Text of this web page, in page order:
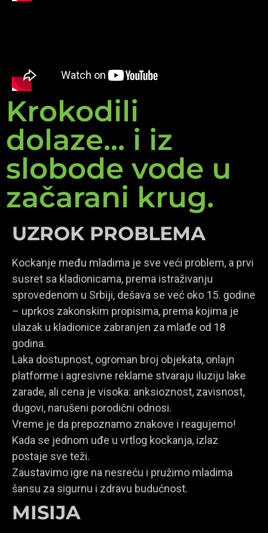
Krokodili
dolaze... i iz
slobode vode u
začarani krug.
UZROK PROBLEMA
Kockanje među mladima je sve veći problem, a prvi
susret sa kladionicama, prema istraživanju
sprovedenom u Srbiji, dešava se već oko 15. godine
– uprkos zakonskim propisima, prema kojima je
ulazak u kladionice zabranjen za mlađe od 18
godina.
Laka dostupnost, ogroman broj objekata, onlajn
platforme i agresivne reklame stvaraju iluziju lake
zarade, ali cena je visoka: anksioznost, zavisnost,
dugovi, narušeni porodični odnosi.
Vreme je da prepoznamo znakove i reagujemo!
Kada se jednom uđe u vrtlog kockanja, izlaz
postaje sve teži.
Zaustavimo igre na nesreću i pružimo mladima
šansu za sigurnu i zdravu budućnost.
MISIJA